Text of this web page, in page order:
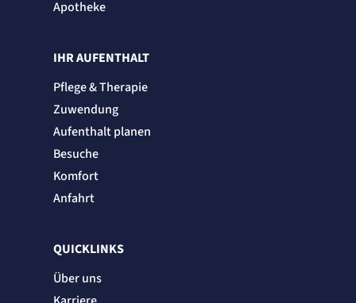
Apotheke
IHR AUFENTHALT
Pflege & Therapie
Zuwendung
Aufenthalt planen
Besuche
Komfort
Anfahrt
QUICKLINKS
Über uns